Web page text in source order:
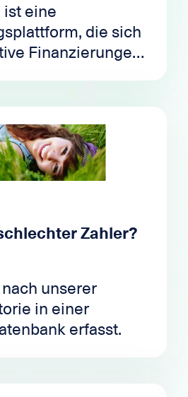
eine
die sich
Finanzierungen
Zahler?
unserer
in einer
erfasst.